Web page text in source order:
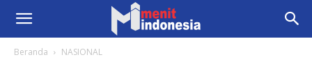
Beranda NASIONAL